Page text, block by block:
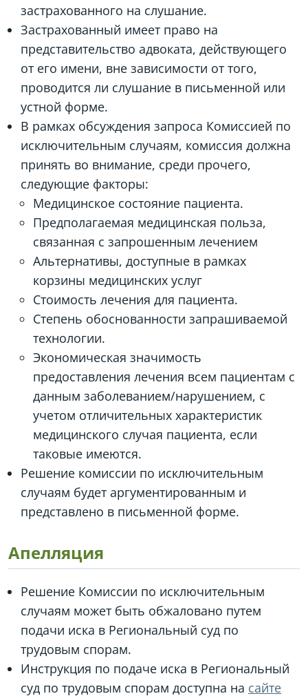
застрахованного на слушание.
Застрахованный имеет право на
представительство адвоката, действующего
от его имени, вне зависимости от того,
проводится ли слушание в письменной или
устной форме.
В рамках обсуждения запроса Комиссией по
исключительным случаям, комиссия должна
принять во внимание, среди прочего,
следующие факторы:
Медицинское состояние пациента.
Предполагаемая медицинская польза,
связанная с запрошенным лечением
Альтернативы, доступные в рамках
корзины медицинских услуг
Стоимость лечения для пациента.
Степень обоснованности запрашиваемой
технологии.
Экономическая значимость
предоставления лечения всем пациентам с
данным заболеванием/нарушением, с
учетом отличительных характеристик
медицинского случая пациента, если
таковые имеются.
Решение комиссии по исключительным
случаям будет аргументированным и
представлено в письменной форме.
Апелляция
Решение Комиссии по исключительным
случаям может быть обжаловано путем
подачи иска в Региональный суд по
трудовым спорам.
Инструкция по подаче иска в Региональный
суд по трудовым спорам доступна на сайте